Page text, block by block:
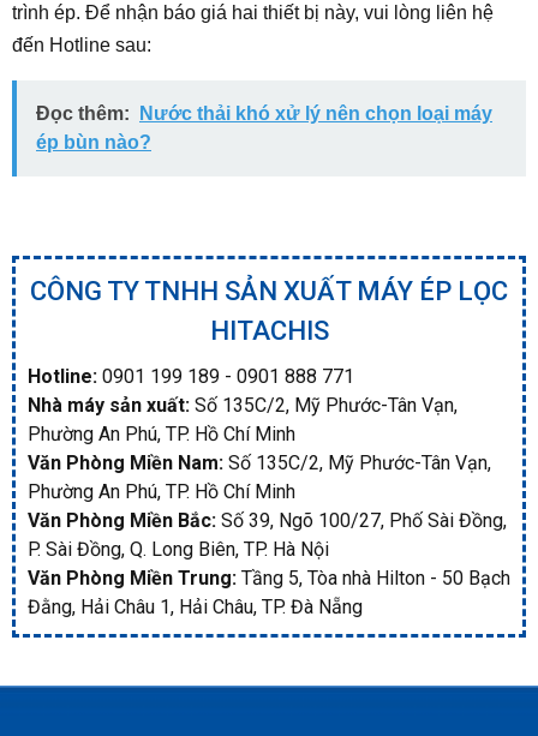
trình ép. Để nhận báo giá hai thiết bị này, vui lòng liên hệ
đến Hotline sau:
Đọc thêm:
Nước thải khó xử lý nên chọn loại máy
ép bùn nào?
CÔNG TY TNHH SẢN XUẤT MÁY ÉP LỌC
HITACHIS
Hotline: 0901 199 189 - 0901 888 771
Nhà máy sản xuất: Số 135C/2, Mỹ Phước-Tân Vạn,
Phường An Phú, TP. Hồ Chí Minh
Văn Phòng Miền Nam: Số 135C/2, Mỹ Phước-Tân Vạn,
Phường An Phú, TP. Hồ Chí Minh
Văn Phòng Miền Bắc: Số 39, Ngõ 100/27, Phố Sài Đồng,
P. Sài Đồng, Q. Long Biên, TP. Hà Nội
Văn Phòng Miền Trung: Tầng 5, Tòa nhà Hilton - 50 Bạch
Đằng, Hải Châu 1, Hải Châu, TP. Đà Nẵng